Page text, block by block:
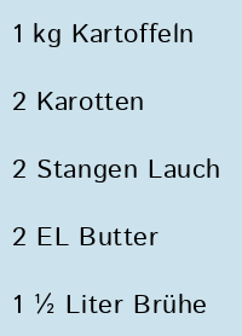
1 kg Kartoffeln
2 Karotten
2 Stangen Lauch
2 EL Butter
1 ½ Liter Brühe